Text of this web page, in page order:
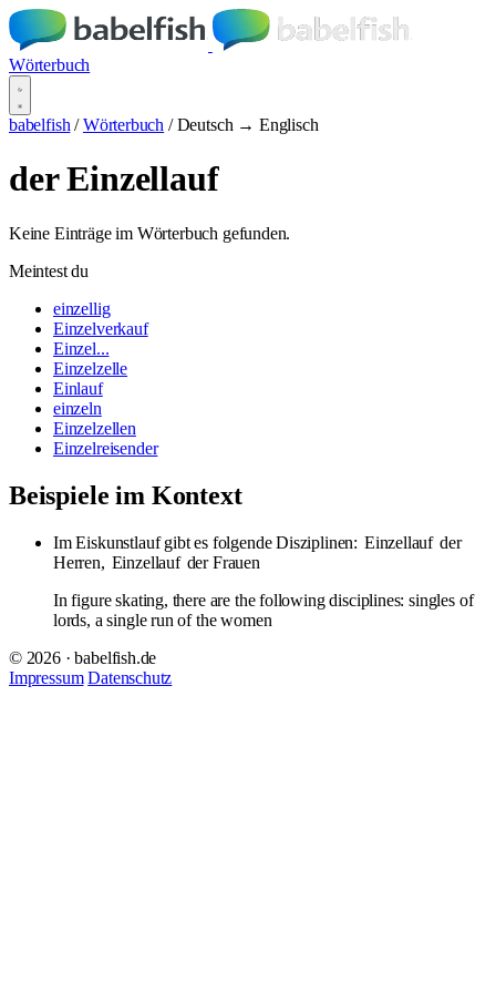
Wörterbuch
babelfish / Wörterbuch / Deutsch → Englisch
der Einzellauf
Keine Einträge im Wörterbuch gefunden.
Meintest du
einzellig
Einzelverkauf
Einzel...
Einzelzelle
Einlauf
einzeln
Einzelzellen
Einzelreisender
Beispiele im Kontext
Im Eiskunstlauf gibt es folgende Disziplinen: Einzellauf der
Herren, Einzellauf der Frauen
In figure skating, there are the following disciplines: singles of
lords, a single run of the women
© 2026 · babelfish.de
Impressum Datenschutz